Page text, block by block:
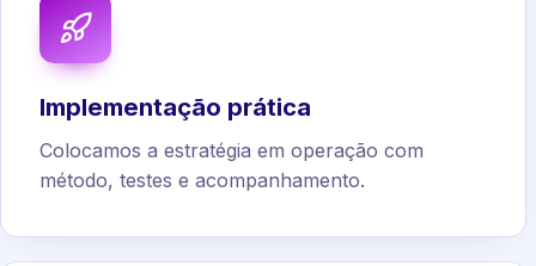
Implementação prática
Colocamos a estratégia em operação com
método, testes e acompanhamento.